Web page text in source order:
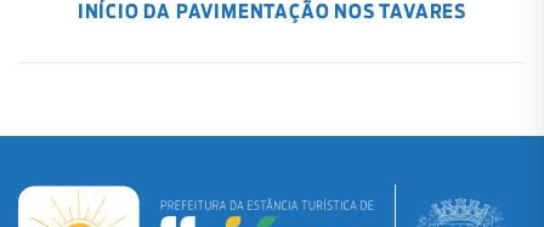
INÍCIO DA PAVIMENTAÇÃO NOS TAVARES